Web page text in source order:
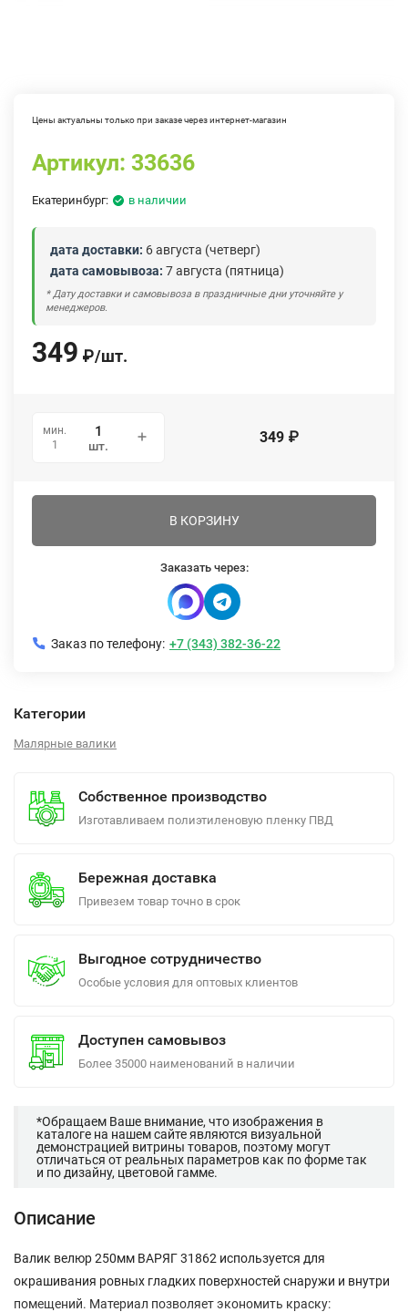
Цены актуальны только при заказе через интернет-магазин
Артикул: 33636
Екатеринбург: в наличии
дата доставки: 6 августа (четверг)
дата самовывоза: 7 августа (пятница)
* Дату доставки и самовывоза в праздничные дни уточняйте у
менеджеров.
349 ₽/шт.
мин.
1
шт. 349 ₽
В КОРЗИНУ
Заказать через:
Заказ по телефону: +7 (343) 382-36-22
Категории
Малярные валики
Собственное производство
Изготавливаем полиэтиленовую пленку ПВД
Бережная доставка
Привезем товар точно в срок
Выгодное сотрудничество
Особые условия для оптовых клиентов
Доступен самовывоз
Более 35000 наименований в наличии
*Обращаем Ваше внимание, что изображения в
каталоге на нашем сайте являются визуальной
демонстрацией витрины товаров, поэтому могут
отличаться от реальных параметров как по форме так
и по дизайну, цветовой гамме.
Описание
Валик велюр 250мм ВАРЯГ 31862 используется для
окрашивания ровных гладких поверхностей снаружи и внутри
помещений. Материал позволяет экономить краску: